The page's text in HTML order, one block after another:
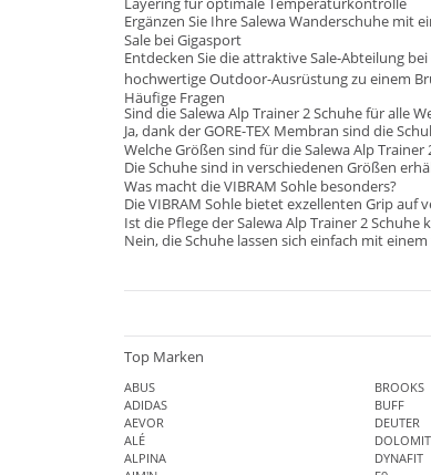
Ergänzen Sie Ihre Salewa Wanderschuhe mit
Sale bei Gigasport
Entdecken Sie die attraktive Sale-Abteilung
hochwertige Outdoor-Ausrüstung zu einem
Häufige Fragen
Sind die Salewa Alp Trainer 2 Schuhe für alle
Ja, dank der GORE-TEX Membran sind die
Welche Größen sind für die Salewa Alp
Die Schuhe sind in verschiedenen Größen
Was macht die VIBRAM Sohle besonders?
Die VIBRAM Sohle bietet exzellenten Grip
Ist die Pflege der Salewa Alp Trainer 2 Schuhe
Nein, die Schuhe lassen sich einfach mit
Top Marken
ABUS
ADIDAS
AEVOR
ALÉ
ALPINA
BROOKS
BUFF
DEUTER
DYNAFIT